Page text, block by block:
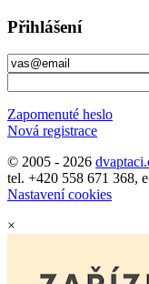
Přihlášení
Zapomenuté heslo
Nová registrace
© 2005 - 2026
tel. +420 558 671 368,
Nastavení cookies
×